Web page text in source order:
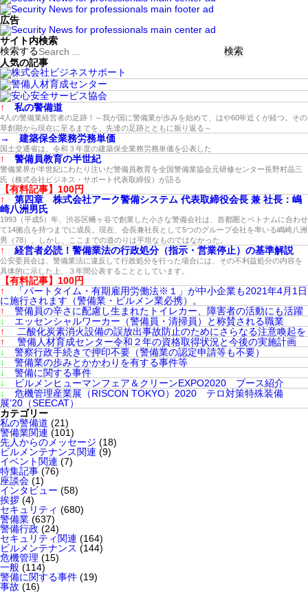
広告
サイト内検索
検索する
人気の記事
↑ 私の警備道
4人の警備業経営者の足跡！～我が国に警備業が歩みを始めて、はや60年近くが経つ。その
草創期から現在に至るまでを、先達の足跡とともに振り返る～
→ 建築保全業務労務単価
国土交通省は、令和３年度の建築保全業務労務単価を公表した
↑ 警備員教育の半世紀
警備業界が半世紀にわたり注いだ警備員教育を全国警備業協会元研修センター長野村晶三
氏（株式会社ビジネス・サポート代表取締役）が語る
【有料記事】100円
↑
第四章 株式会社アーク警備システム 代表取締役会長 兼 社長：嶋
崎八洲男氏
1993（平成5）年、渋谷区幡ヶ谷で創業した小さな警備会社は、首都圏とベトナムに合わせ
て14拠点を持つまでに成長。現在、会長兼社長として5つのグループ会社を率いる嶋崎八洲
男（78）。しかし、ここまでの道のりは平坦なものではなかった。
↑ 経営者必読！警備業法の行政処分（指示・営業停止）の基準解説
公安委員会は、警備業法に違反して行政処分を行った場合には、その不利益処分の内容を
具体的に示した上、３年間公表することとしています。
【有料記事】100円
↑
「パートタイム・有期雇用労働法※１」が中小企業も2021年4月1日
に施行されます（警備業・ビルメン業必携）。
↑
警備員の辛さに配慮し生まれたトイレカー、障害者の活動にも活躍
↓
エッセンシャルワーカー（警備員・清掃員）と称賛される職業
↑
二酸化炭素消火設備の誤放出事故防止のためにさらなる注意喚起を
↑
警備人材育成センター令和２年の資格取得状況と今後の実施計画
↓
警察行政手続きで押印不要（警備業の認定申請等も不要）
↓
警備業の歩みとかかわりを有する事件等
↓
警備に関する事件
↓
ビルメンヒューマンフェア＆クリーンEXPO2020 ブース紹介
↓
危機管理産業展（RISCON TOKYO）2020 テロ対策特殊装備
展’20（SEECAT）
カテゴリー
私の警備道 (21)
警備業関連 (101)
先人からのメッセージ (18)
ビルメンテナンス関連 (9)
イベント関連 (7)
特集記事 (76)
座談会 (1)
インタビュー (58)
挨拶 (4)
セキュリティ (680)
警備業 (637)
警備行政 (24)
セキュリティ関連 (164)
ビルメンテナンス (144)
危機管理 (15)
一般 (114)
警備に関する事件 (19)
事故 (16)